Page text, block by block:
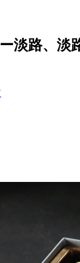
淡路、淡